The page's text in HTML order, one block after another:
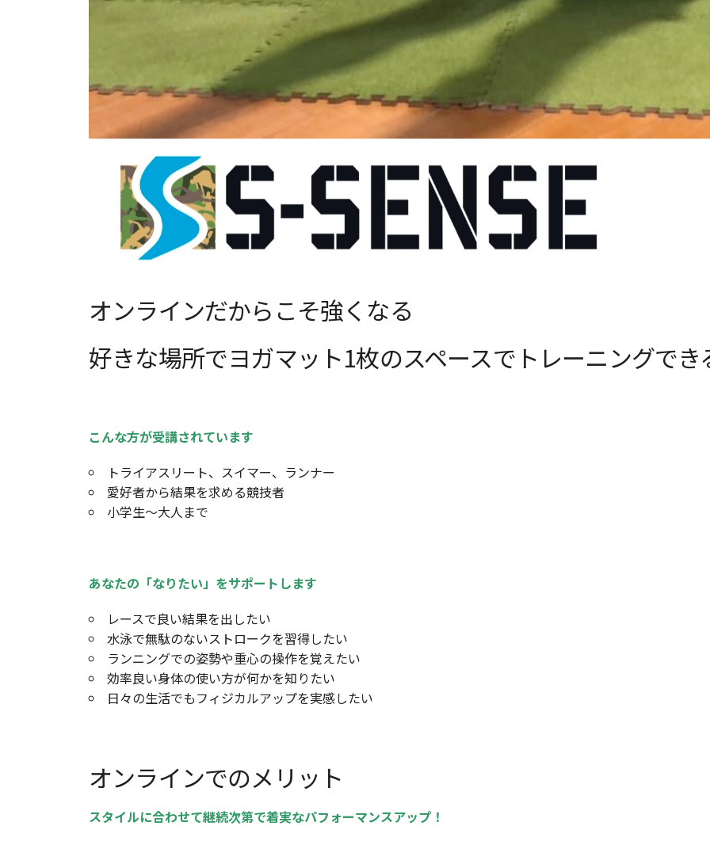
オンラインだからこそ強くなる
好きな場所でヨガマット1枚のスペースでトレーニングでき
こんな方が受講されています
トライアスリート、スイマー、ランナー
愛好者から結果を求める競技者
小学生～大人まで
あなたの「なりたい」をサポートします
レースで良い結果を出したい
水泳で無駄のないストロークを習得したい
ランニングでの姿勢や重心の操作を覚えたい
効率良い身体の使い方が何かを知りたい
日々の生活でもフィジカルアップを実感したい
オンラインでのメリット
スタイルに合わせて継続次第で着実なパフォーマンスアップ！